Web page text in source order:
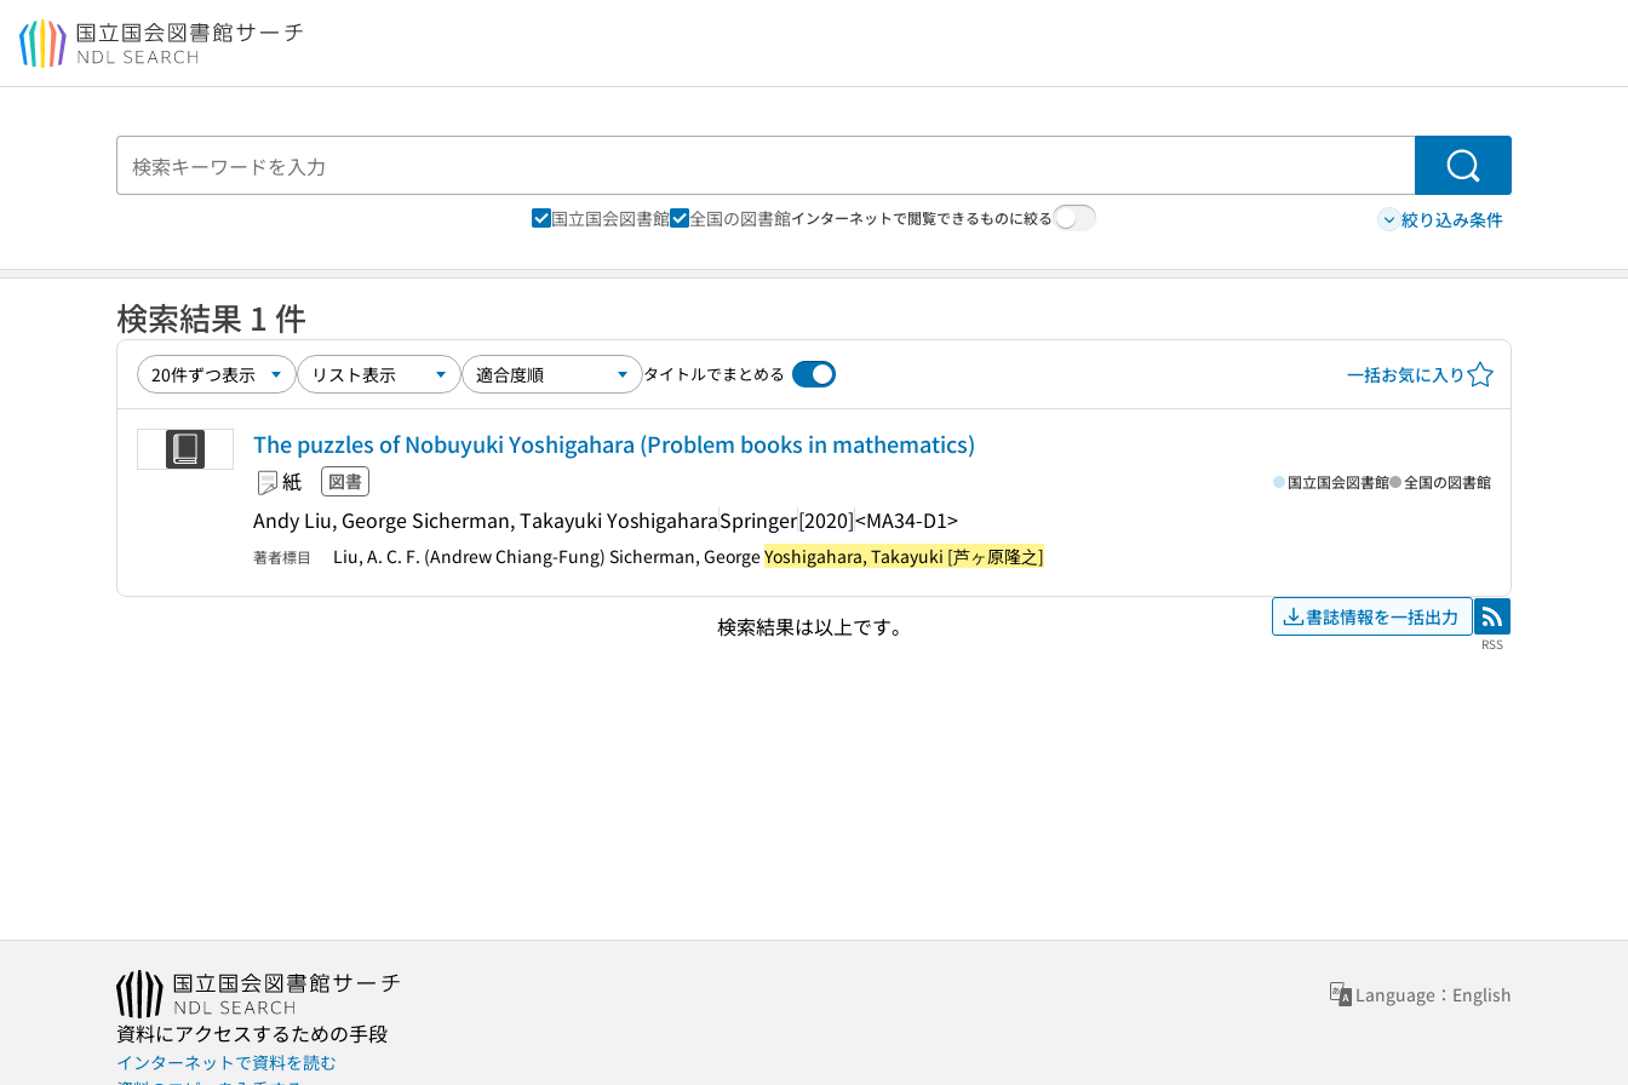
本文へ移動
検索
国立国会図書館 全国の図書館インターネットで閲覧できるものに絞る 絞り込み条件
検索結果 1 件
タイトルでまとめる 一括お気に入り
The puzzles of Nobuyuki Yoshigahara (Problem books in mathematics)
紙 図書
Andy Liu, George Sicherman, Takayuki YoshigaharaSpringer[2020]<MA34-D1>
国立国会図書館 全国の図書館
著者標目 Liu, A. C. F. (Andrew Chiang-Fung) Sicherman, GeorgeYoshigahara, Takayuki [芦ヶ原隆之]
検索結果は以上です。 書誌情報を一括出力 RSS
RSS
Language：English
資料にアクセスするための手段
インターネットで資料を読む